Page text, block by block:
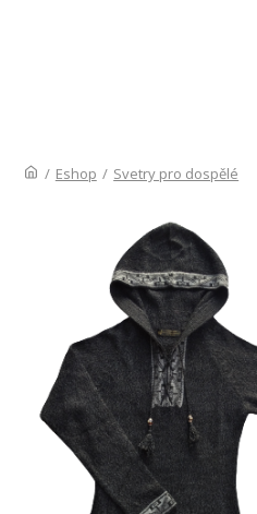
/ Eshop / Svetry pro dospělé